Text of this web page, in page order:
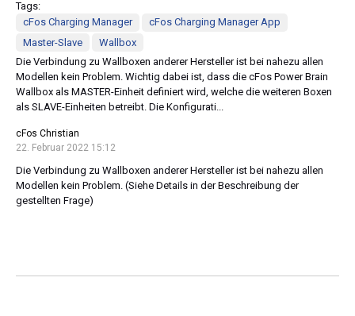
Tags:
cFos Charging Manager
cFos Charging Manager App
Master-Slave
Wallbox
Die Verbindung zu Wallboxen anderer Hersteller ist bei nahezu allen
Modellen kein Problem. Wichtig dabei ist, dass die cFos Power Brain
Wallbox als MASTER-Einheit definiert wird, welche die weiteren Boxen
als SLAVE-Einheiten betreibt. Die Konfigurati...
cFos Christian
22. Februar 2022 15:12
Die Verbindung zu Wallboxen anderer Hersteller ist bei nahezu allen
Modellen kein Problem. (Siehe Details in der Beschreibung der
gestellten Frage)